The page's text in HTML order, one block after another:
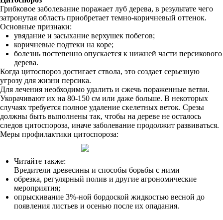
Грибковое заболевание поражает луб дерева, в результате чего
затронутая область приобретает темно-коричневый оттенок.
Основные признаки:
увядание и засыхание верхушек побегов;
коричневые подтеки на коре;
болезнь постепенно опускается к нижней части персикового
дерева.
Когда цитоспороз достигает ствола, это создает серьезную
угрозу для жизни персика.
Для лечения необходимо удалить и сжечь пораженные ветви.
Укорачивают их на 80-150 см или даже больше. В некоторых
случаях требуется полное удаление скелетных веток. Срезы
должны быть выполнены так, чтобы на дереве не осталось
следов цитоспороза, иначе заболевание продолжит развиваться.
Меры профилактики цитоспороза:
Читайте также:
Вредители древесины и способы борьбы с ними
обрезка, регулярный полив и другие агрономические
мероприятия;
опрыскивание 3%-ной бордоской жидкостью весной до
появления листьев и осенью после их опадания.